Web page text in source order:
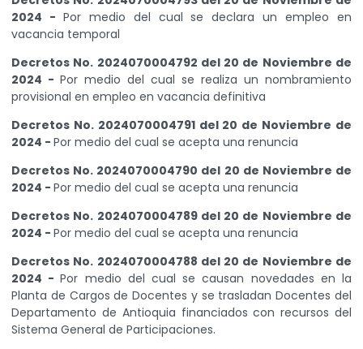
2024 - Por medio del cual se declara un empleo en
vacancia temporal
Decretos No. 2024070004792 del 20 de Noviembre de
2024 - Por medio del cual se realiza un nombramiento
provisional en empleo en vacancia definitiva
Decretos No. 2024070004791 del 20 de Noviembre de
2024 - Por medio del cual se acepta una renuncia
Decretos No. 2024070004790 del 20 de Noviembre de
2024 - Por medio del cual se acepta una renuncia
Decretos No. 2024070004789 del 20 de Noviembre de
2024 - Por medio del cual se acepta una renuncia
Decretos No. 2024070004788 del 20 de Noviembre de
2024 -Por medio del cual se causan novedades en la
Planta de Cargos de Docentes y se trasladan Docentes del
Departamento de Antioquia financiados con recursos del
Sistema General de Participaciones.